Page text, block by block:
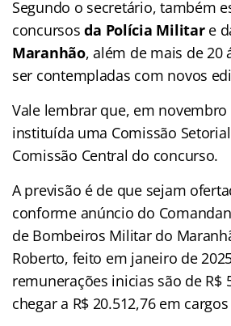
Segundo o secretário, também
concursosda Polícia Militar e
Maranhão, além de mais de 20
ser contempladas com novos
Vale lembrar que, em novembro
instituída uma Comissão
Comissão Central do concurso.
A previsão é de que sejam
conforme anúncio do
de Bombeiros Militar do
Roberto, feito em janeiro de
remunerações inicias são de R$
chegar a R$ 20.512,76 em